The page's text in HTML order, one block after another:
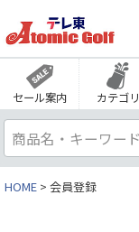
セール案内 カテゴリ
HOME 会員登録